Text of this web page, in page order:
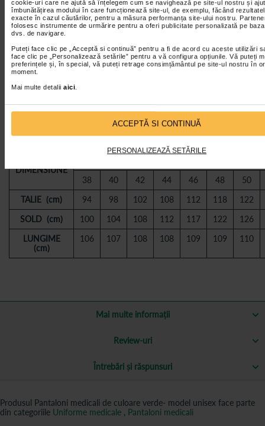
cookie-uri care ne ajută să înțelegem cum se navighează pe site-ul nostru și
îmbunătățirea modului în care funcționează site-ul, de exemplu, făcând
exacte în cazul căutărilor, pentru a măsura performanța site-ului nostru.
folosesc instrumente de urmărire pentru a oferi publicitate personalizată pe
dvs. de navigare.
Puteți face clic pe „Acceptă si continuă” pentru a fi de acord cu aceste utilizări
face clic pe „Personalizează setările” pentru a vă configura opțiunile. Vă puteți
preferințele și, în special, vă puteți retrage consimțământul pe site-ul nostru în
moment.
Mai multe detalii aici
ACCEPTĂ SI CONTINUĂ
PERSONALIZEAZĂ SETĂRILE
DIMENSIUNE
38
40 42 44 46 48
50
TALIE (cm)
94 98 102 108 112 118
122
SOLD (cm)
100 104 108 112 117 122
126
LUNGIME
(cm)
106 107 108 108 109 109 110
Mai multe informații
Review-uri
Întrebări și răspunsuri
Produsul Pantaloni medicali de culoare verde- model unisex face parte
din categoriile Uniforme medicale , Pantaloni medicali